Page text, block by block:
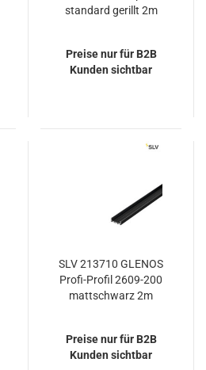
standard gerillt 2m
Preise nur für B2B
Kunden sichtbar
SLV 213710 GLENOS
Profi-Profil 2609-200
mattschwarz 2m
Preise nur für B2B
Kunden sichtbar